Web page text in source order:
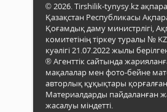
© 2026. Tirshilik-tynysy.kz
Қазақстан Республикасы
Қоғамдық даму министрлігі,
комитетінің тіркеу туралы №
куәлігі 21.07.2022 жылы
® Агенттік сайтында
мақалалар мен фото-бейне
авторлық құқықтары
Материалдарды пайдаланған
жасалуы міндетті.